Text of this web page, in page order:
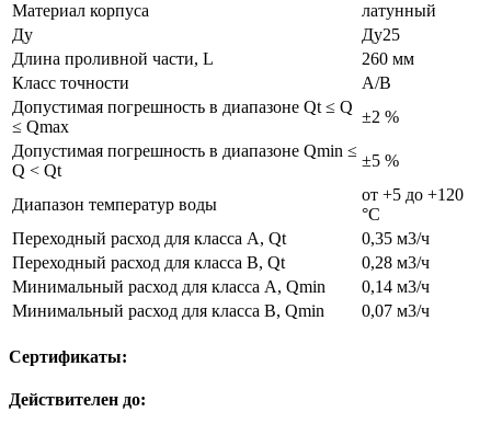
Материал корпуса
латунный
Ду
Ду25
Длина проливной части, L
260 мм
Класс точности
A/B
Допустимая погрешность в диапазоне Qt ≤ Q
≤ Qmax
±2 %
Допустимая погрешность в диапазоне Qmin ≤
Q < Qt
±5 %
Диапазон температур воды
от +5 до +120
°С
Переходный расход для класса A, Qt
0,35 м3/ч
Переходный расход для класса B, Qt
0,28 м3/ч
Минимальный расход для класса A, Qmin
0,14 м3/ч
Минимальный расход для класса B, Qmin
0,07 м3/ч
Сертификаты:
Действителен до: